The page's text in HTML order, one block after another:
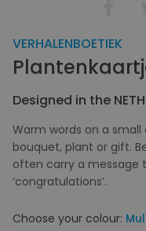
VERHALENBOETIEK
Designed in the
Warm words on a
bouquet, plant or gift.
often carry a message
‘congratulations’.
Choose your colour: